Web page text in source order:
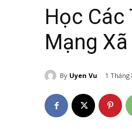
Học Các
Mạng
By Uyen Vu 1 Tháng